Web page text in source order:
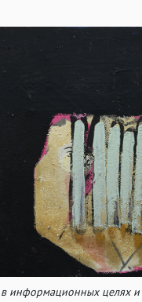
в информационных целях и